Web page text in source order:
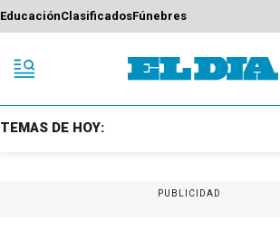
EducaciónClasificadosFúnebres
TEMAS DE HOY:
PUBLICIDAD